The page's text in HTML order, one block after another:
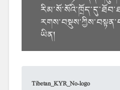
ཡིན།
Tibetan_KYR_No-logo